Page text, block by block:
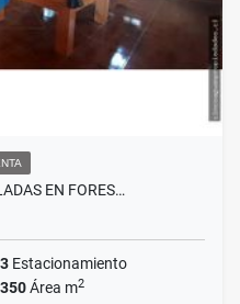
EN FORES…
3 Estacionamiento
350Área m2